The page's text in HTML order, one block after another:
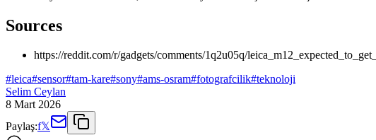
Sources
https://reddit.com/r/gadgets/comments/1q2u05q/
#leica#sensor#tam-kare#sony#ams-osram#fotografcilik#teknoloji
Selim Ceylan
8 Mart 2026
Paylaş:f𝕏